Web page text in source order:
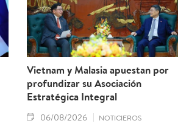
Vietnam y Malasia apuestan por
profundizar su Asociación
Estratégica Integral
06/08/2026 NOTICIEROS